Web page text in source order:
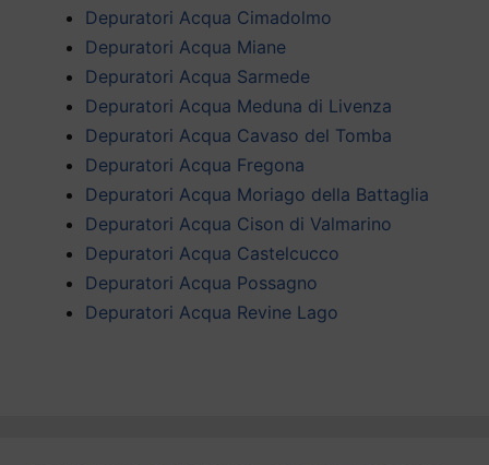
Depuratori Acqua Cimadolmo
Depuratori Acqua Miane
Depuratori Acqua Sarmede
Depuratori Acqua Meduna di Livenza
Depuratori Acqua Cavaso del Tomba
Depuratori Acqua Fregona
Depuratori Acqua Moriago della Battaglia
Depuratori Acqua Cison di Valmarino
Depuratori Acqua Castelcucco
Depuratori Acqua Possagno
Depuratori Acqua Revine Lago